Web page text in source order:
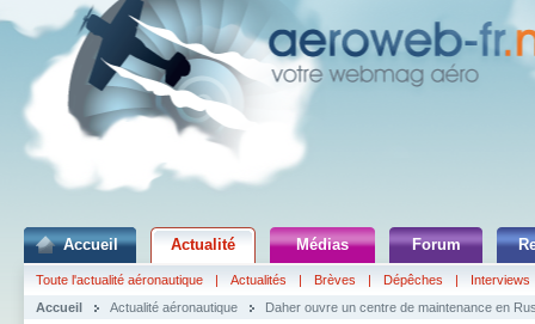
Accueil Actualité Médias Forum
Toute l'actualité aéronautique | Actualités | Brèves | Dépêches |
Interviews
Accueil
Actualité aéronautique Daher ouvre un centre de maintenance en